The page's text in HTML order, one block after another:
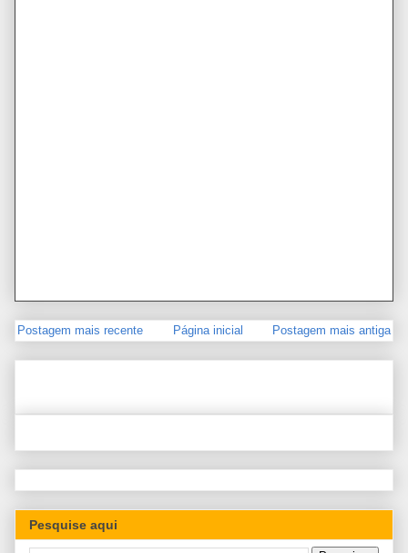
Postagem mais recente Postagem mais antiga
Página inicial
Pesquise aqui